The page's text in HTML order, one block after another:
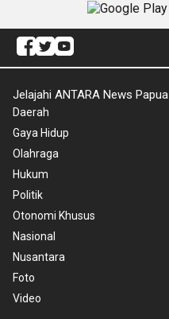
Jelajahi ANTARA News Papua
Daerah
Gaya Hidup
Olahraga
Hukum
Politik
Otonomi Khusus
Nasional
Nusantara
Foto
Video